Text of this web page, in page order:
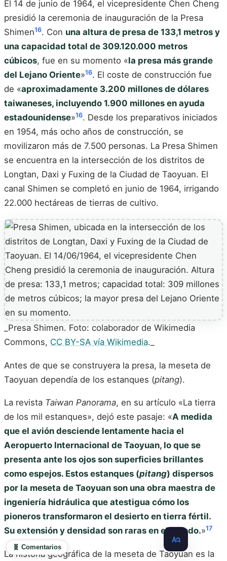
El 14 de junio de 1964, el vicepresidente Chen Cheng
presidió la ceremonia de inauguración de la Presa
Shimen16. Con una altura de presa de 133,1 metros y
una capacidad total de 309.120.000 metros
cúbicos, fue en su momento «la presa más grande
del Lejano Oriente»16. El coste de construcción fue
de «aproximadamente 3.200 millones de dólares
taiwaneses, incluyendo 1.900 millones en ayuda
estadounidense»16. Desde los preparativos iniciados
en 1954, más ocho años de construcción, se
movilizaron más de 7.500 personas. La Presa Shimen
se encuentra en la intersección de los distritos de
Longtan, Daxi y Fuxing de la Ciudad de Taoyuan. El
canal Shimen se completó en junio de 1964, irrigando
22.000 hectáreas de tierras de cultivo.
_Presa Shimen. Foto: colaborador de Wikimedia
Commons, CC BY-SA vía Wikimedia._
Antes de que se construyera la presa, la meseta de
Taoyuan dependía de los estanques (pitang).
La revista Taiwan Panorama, en su artículo «La tierra
de los mil estanques», dejó este pasaje: «A medida
que el avión desciende lentamente hacia el
Aeropuerto Internacional de Taoyuan, lo que se
presenta ante los ojos son superficies brillantes
como espejos. Estos estanques (pitang) dispersos
por la meseta de Taoyuan son una obra maestra de
ingeniería hidráulica que atestigua cómo los
pioneros transformaron el desierto en tierra fértil.
Su extensión y densidad son raras en el mundo.»17
La historia geográfica de la meseta de Taoyuan es la
🧬 Comentarios